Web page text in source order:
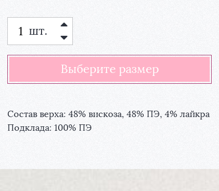
шт.
Состав верха: 48% вискоза, 48% ПЭ, 4% лайкра
Подклада: 100% ПЭ